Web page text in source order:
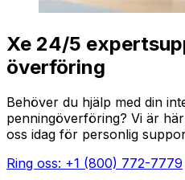
Xe 24/5
överföring
Behöver du hjälp med din
penningöverföring? Vi är
oss idag för personlig
Ring oss: +1 (800) 772-7779